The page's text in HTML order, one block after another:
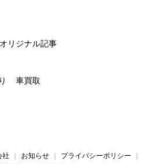
オリジナル記事
車買取
社 お知らせ
プライバシーポリシー